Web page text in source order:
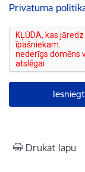
Privātuma
Drukāt lapu